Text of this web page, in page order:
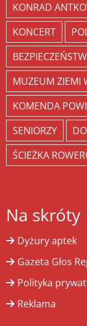
KONRAD
KONCERT
MUZEUM ZIEMI
KOMENDA
SENIORZY
ŚCIEŻKA
Na skróty
Dyżury aptek
Gazeta Głos
Polityka
Reklama